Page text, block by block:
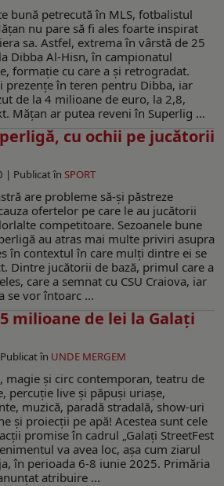
bună petrecută în MLS, fotbalistul
nu pare să fi ales foarte inspirat
sa. Astfel, extrema în vârstă de 25
Dibba Al-Hisn, în campionatul
formație cu care a și retrogradat.
prezențe în teren pentru Dibba, iar
de la 4 milioane de euro, la 2,8,
Mățan ar putea reveni în Superlig ...
cu ochii pe jucătorii
| Publicat în SPORT
are probleme să-și păstreze
ofertelor pe care le au jucătorii
competitoare. Sezoanele bune
au atras mai multe priviri asupra
în contextul în care mulți dintre ei se
Dintre jucătorii de bază, primul care a
care a semnat cu CSU Craiova, iar
se vor întoarc ...
milioane de lei la Galați
Publicat în UNDE MERGEM
magie și circ contemporan, teatru de
percuție live şi păpuşi uriaşe,
muzică, paradă stradală, show-uri
şi proiecţii pe apă! Acestea sunt cele
promise în cadrul „Galați StreetFest
va avea loc, aşa cum ziarul
în perioada 6-8 iunie 2025. Primăria
atribuire ...